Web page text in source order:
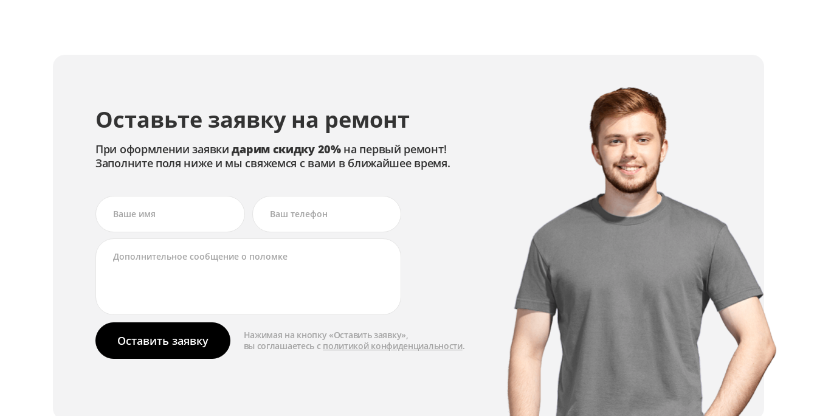
Оставьте заявку на ремонт
При оформлении заявкидарим скидку 20%на первый ремонт!
Заполните поля ниже и мы свяжемся с вами в ближайшее время.
Оставить заявку
Нажимая на кнопку «Оставить заявку»,
вы соглашаетесь с политикой конфиденциальности.